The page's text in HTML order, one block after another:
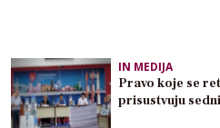
IN MEDIJA
Pravo koje se
prisustvuju